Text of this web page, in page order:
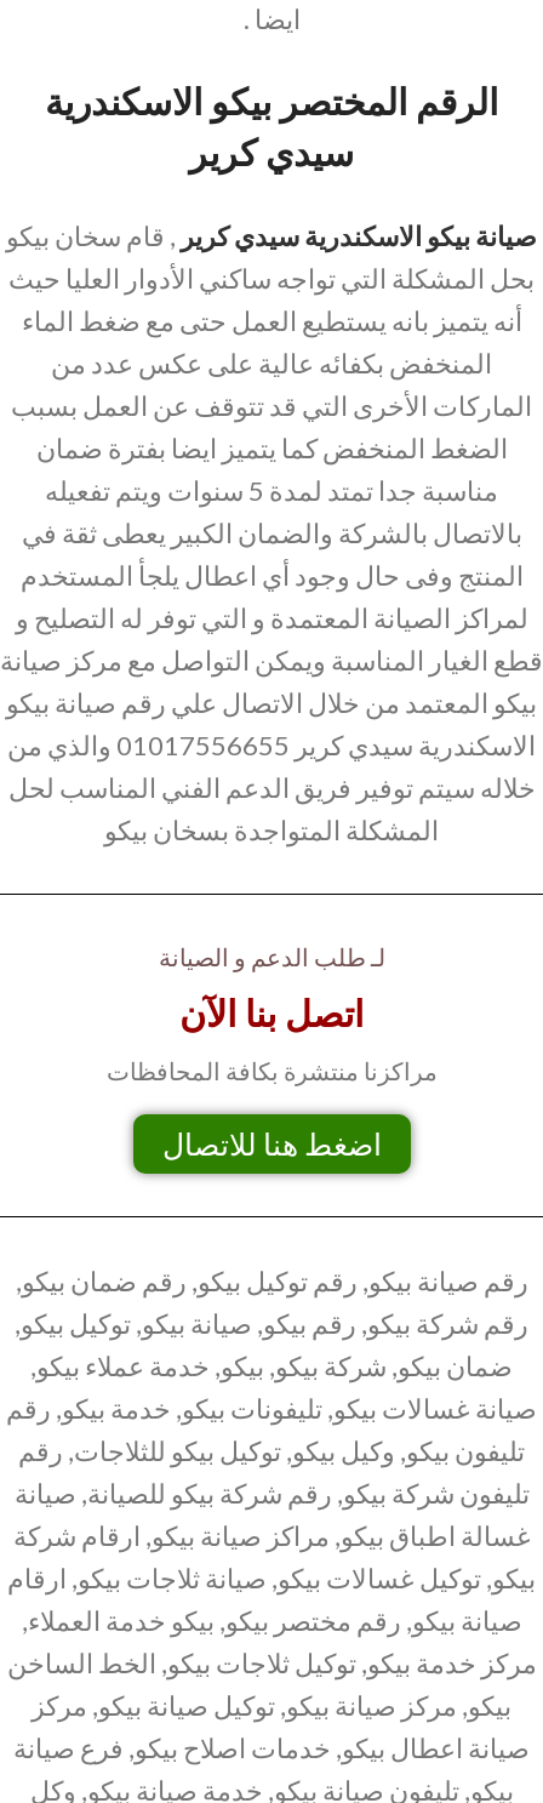
ايضا .
الرقم المختصر بيكو الاسكندرية
سيدي كرير
صيانة بيكو الاسكندرية سيدي كرير , قام سخان بيكو
بحل المشكلة التي تواجه ساكني الأدوار العليا حيث
أنه يتميز بانه يستطيع العمل حتى مع ضغط الماء
المنخفض بكفائه عالية على عكس عدد من
الماركات الأخرى التي قد تتوقف عن العمل بسبب
الضغط المنخفض كما يتميز ايضا بفترة ضمان
مناسبة جدا تمتد لمدة 5 سنوات ويتم تفعيله
بالاتصال بالشركة والضمان الكبير يعطى ثقة في
المنتج وفى حال وجود أي اعطال يلجأ المستخدم
لمراكز الصيانة المعتمدة و التي توفر له التصليح و
قطع الغيار المناسبة ويمكن التواصل مع مركز صيانة
بيكو المعتمد من خلال الاتصال علي رقم صيانة بيكو
الاسكندرية سيدي كرير 01017556655 والذي من
خلاله سيتم توفير فريق الدعم الفني المناسب لحل
المشكلة المتواجدة بسخان بيكو
لـ طلب الدعم و الصيانة
اتصل بنا الآن
مراكزنا منتشرة بكافة المحافظات
اضغط هنا للاتصال
رقم صيانة بيكو, رقم توكيل بيكو, رقم ضمان بيكو,
رقم شركة بيكو, رقم بيكو, صيانة بيكو, توكيل بيكو,
ضمان بيكو, شركة بيكو, بيكو, خدمة عملاء بيكو,
صيانة غسالات بيكو, تليفونات بيكو, خدمة بيكو, رقم
تليفون بيكو, وكيل بيكو, توكيل بيكو للثلاجات, رقم
تليفون شركة بيكو, رقم شركة بيكو للصيانة, صيانة
غسالة اطباق بيكو, مراكز صيانة بيكو, ارقام شركة
بيكو, توكيل غسالات بيكو, صيانة ثلاجات بيكو, ارقام
صيانة بيكو, رقم مختصر بيكو, بيكو خدمة العملاء,
مركز خدمة بيكو, توكيل ثلاجات بيكو, الخط الساخن
بيكو, مركز صيانة بيكو, توكيل صيانة بيكو, مركز
صيانة اعطال بيكو, خدمات اصلاح بيكو, فرع صيانة
بيكو, تليفون صيانة بيكو, خدمة صيانة بيكو, وكل